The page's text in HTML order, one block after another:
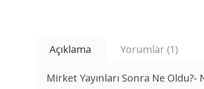
Açıklama Yorumlar (1)
Mirket Yayınları Sonra Ne